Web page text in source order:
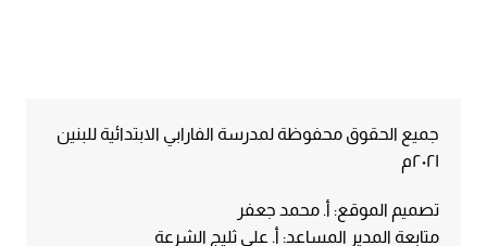
جميع الحقوق محفوظة لمدرسة الفارابي الابتدائية للبنين
٢٠٢١م
تصميم الموقع: أ. محمد جعفر
متابعة المدير المساعد: أ. علي ثليج الشرعة